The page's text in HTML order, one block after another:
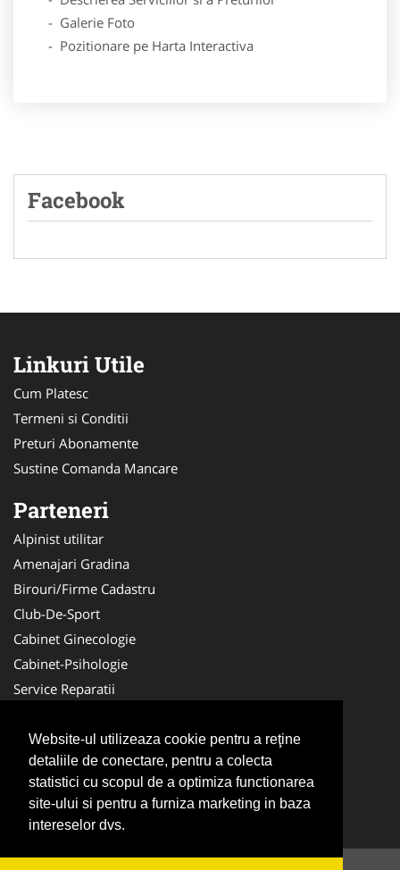
Website-ul utilizeaza cookie pentru a reţine
detaliile de conectare, pentru a colecta
statistici cu scopul de a optimiza functionarea
site-ului si pentru a furniza marketing in baza
intereselor dvs.
- Galerie Foto
- Pozitionare pe Harta Interactiva
Facebook
Linkuri Utile
Cum Platesc
Termeni si Conditii
Preturi Abonamente
Sustine Comanda Mancare
Parteneri
Alpinist utilitar
Amenajari Gradina
Birouri/Firme Cadastru
Club-De-Sport
Cabinet Ginecologie
Cabinet-Psihologie
Service Reparatii
Nuntas
Medici Familie
Acupunctura
Antichitati Galerie